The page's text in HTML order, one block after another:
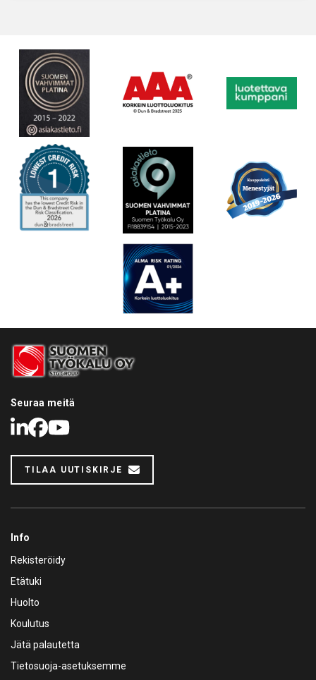
Seuraa meitä
LinkedIn
Facebook
Youtube
TILAA UUTISKIRJE
Info
Rekisteröidy
Etätuki
Huolto
Koulutus
Jätä palautetta
Tietosuoja-asetuksemme